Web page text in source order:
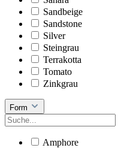
Sandbeige
Sandstone
Silver
Steingrau
Terrakotta
Tomato
Zinkgrau
Form
Amphore